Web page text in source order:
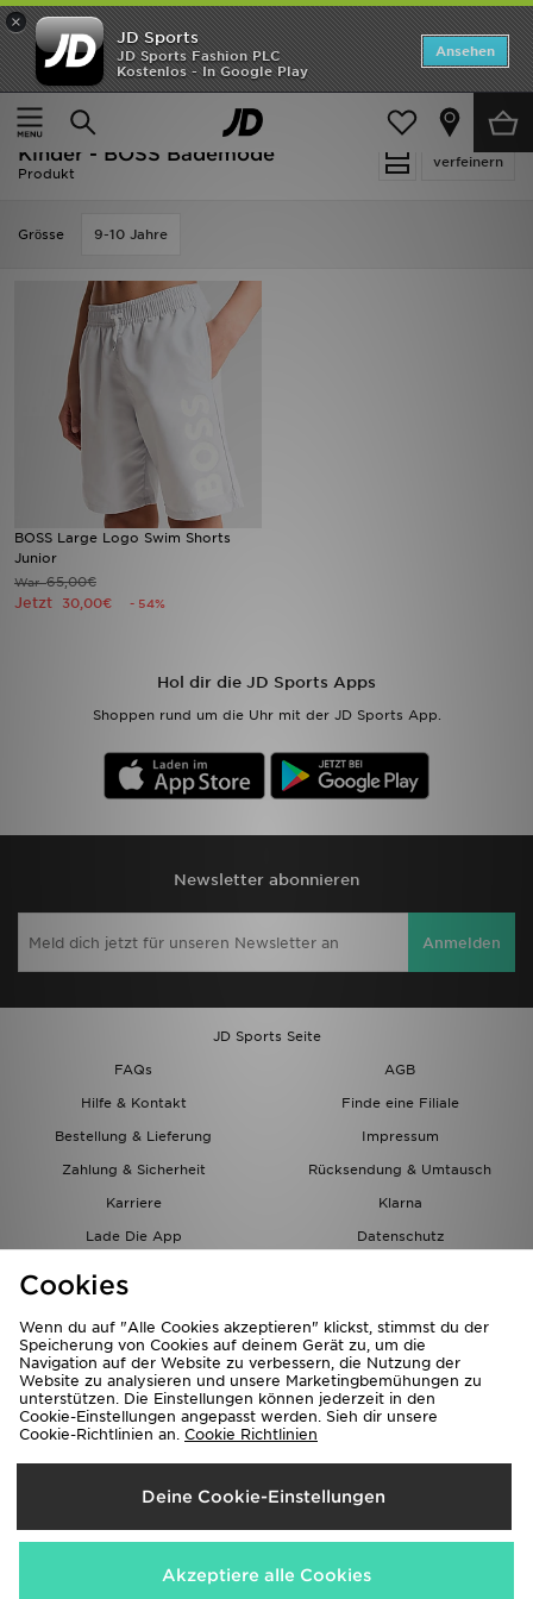
×
JD Sports
JD Sports Fashion PLC
Kostenlos - In Google Play
Ansehen
Startseite
Kinder
Kleidung Jugendliche (8-15 Jahre)
verfeinern
Kinder - BOSS Bademode
Produkt
Grӧsse 9-10 Jahre
BOSS Large Logo Swim Shorts
Junior
War65,00€
Jetzt 30,00€ - 54%
Hol dir die JD Sports Apps
Shoppen rund um die Uhr mit der JD Sports App.
Newsletter abonnieren
Anmelden
JD Sports Seite
FAQs
AGB
Hilfe & Kontakt
Finde eine Filiale
Bestellung & Lieferung
Impressum
Zahlung & Sicherheit
Rücksendung & Umtausch
Karriere
Klarna
Lade Die App
Datenschutz
Lieferung Nach
Österreich
Wir akzeptieren folgende Zahlungsmethoden
Startseite
ANGEBOTE
Marken
Damen
Kinder
Bestsellers
Fußball
Sport
Filialfinder
Bestellverfolgung
Hilfe & Kontakt
Cookies
Wenn du auf "Alle Cookies akzeptieren" klickst, stimmst du der
Speicherung von Cookies auf deinem Gerät zu, um die
Navigation auf der Website zu verbessern, die Nutzung der
Website zu analysieren und unsere Marketingbemühungen zu
unterstützen. Die Einstellungen können jederzeit in den
Cookie-Einstellungen angepasst werden. Sieh dir unsere
Cookie-Richtlinien an. Cookie Richtlinien
Deine Cookie-Einstellungen
Akzeptiere alle Cookies